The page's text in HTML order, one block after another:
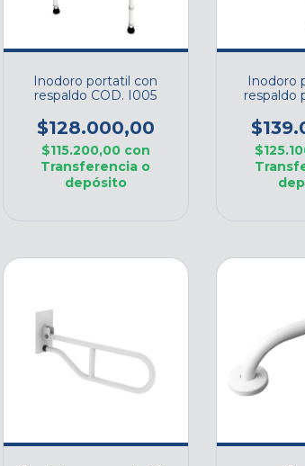
Inodoro portatil con
respaldo COD. I005
$128.000,00
$115.200,00 con
Transferencia o
depósito
Inodoro
respaldo